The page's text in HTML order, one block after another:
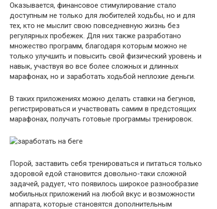
Оказывается, финансовое стимулирование стало
доступным не только для любителей ходьбы, но и для
тех, кто не мыслит свою повседневную жизнь без
регулярных пробежек. Для них также разработано
множество программ, благодаря которым можно не
только улучшить и повысить свой физический уровень и
навык, участвуя во все более сложных и длинных
марафонах, но и заработать ходьбой неплохие деньги.
В таких приложениях можно делать ставки на бегунов,
регистрироваться и участвовать самим в предстоящих
марафонах, получать готовые программы тренировок.
Порой, заставить себя тренироваться и питаться только
здоровой едой становится довольно-таки сложной
задачей, радует, что появилось широкое разнообразие
мобильных приложений на любой вкус и возможности
аппарата, которые становятся дополнительным